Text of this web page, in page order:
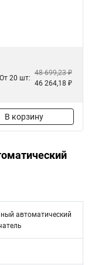
От 20 шт:
48 699,23 ₽
46 264,18 ₽
В корзину
автоматический